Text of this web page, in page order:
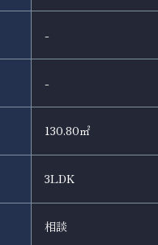
-
-
130.80㎡
3LDK
相談